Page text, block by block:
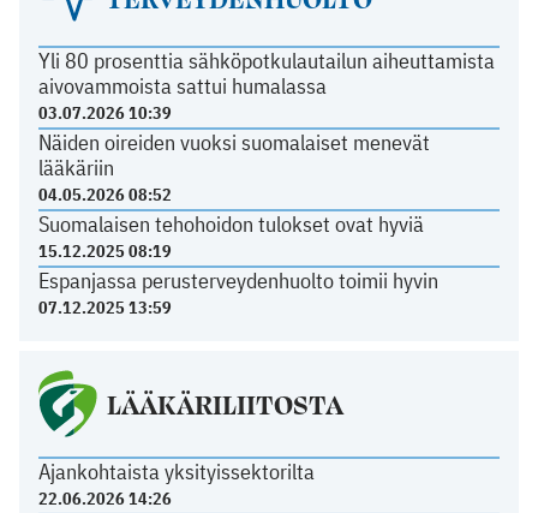
Yli 80 prosenttia sähköpotkulautailun aiheuttamista
aivovammoista sattui humalassa
03.07.2026 10:39
Näiden oireiden vuoksi suomalaiset menevät
lääkäriin
04.05.2026 08:52
Suomalaisen tehohoidon tulokset ovat hyviä
15.12.2025 08:19
Espanjassa perusterveydenhuolto toimii hyvin
07.12.2025 13:59
LÄÄKÄRILIITOSTA
Ajankohtaista yksityissektorilta
22.06.2026 14:26